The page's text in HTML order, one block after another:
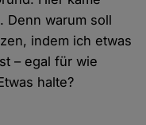
Denn warum soll
indem ich etwas
– egal für wie
halte?